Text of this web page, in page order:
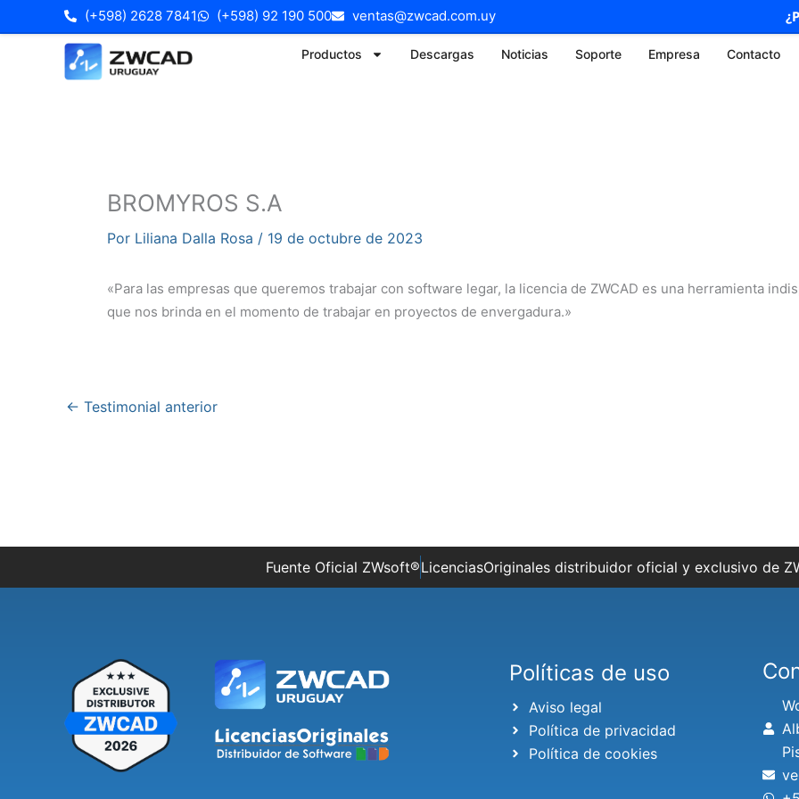
al
contenido
(+598) 2628 7841 (+598) 92 190 500 ventas@zwcad.com.uy
Productos Descargas Noticias Soporte Empresa Contacto
BROMYROS S.A
Por Liliana Dalla Rosa / 19 de octubre de 2023
«Para las empresas que queremos trabajar con software legar, la licencia de ZWCAD es una herramienta
que nos brinda en el momento de trabajar en proyectos de envergadura.»
← Testimonial anterior
Fuente Oficial ZWsoft®️LicenciasOriginales distribuidor oficial y exclusivo de
Políticas de uso
Aviso legal
Política de privacidad
Política de cookies